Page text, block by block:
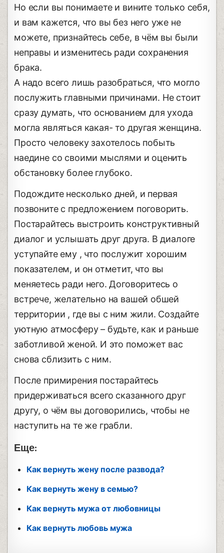
Но если вы понимаете и вините только себя,
и вам кажется, что вы без него уже не
можете, признайтесь себе, в чём вы были
неправы и изменитесь ради сохранения
брака.
А надо всего лишь разобраться, что могло
послужить главными причинами. Не стоит
сразу думать, что основанием для ухода
могла являться какая- то другая женщина.
Просто человеку захотелось побыть
наедине со своими мыслями и оценить
обстановку более глубоко.
Подождите несколько дней, и первая
позвоните с предложением поговорить.
Постарайтесь выстроить конструктивный
диалог и услышать друг друга. В диалоге
уступайте ему , что послужит хорошим
показателем, и он отметит, что вы
меняетесь ради него. Договоритесь о
встрече, желательно на вашей обшей
территории , где вы с ним жили. Создайте
уютную атмосферу – будьте, как и раньше
заботливой женой. И это поможет вас
снова сблизить с ним.
После примирения постарайтесь
придерживаться всего сказанного друг
другу, о чём вы договорились, чтобы не
наступить на те же грабли.
Еще:
Как вернуть жену после развода?
Как вернуть жену в семью?
Как вернуть мужа от любовницы
Как вернуть любовь мужа